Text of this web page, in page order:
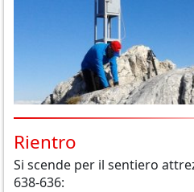
Rientro
Si scende per il sentiero
638-636: